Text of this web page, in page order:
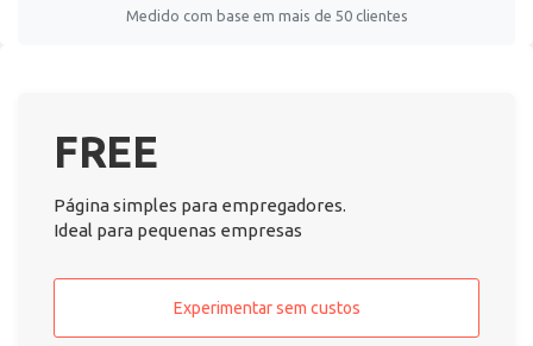
Medido com base em mais de 50 clientes
FREE
Página simples para empregadores.
Ideal para pequenas empresas
Experimentar sem custos